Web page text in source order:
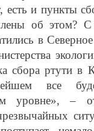
есть и пункты
об этом? С
в Северное
сбора ртути в
все
уровне», –